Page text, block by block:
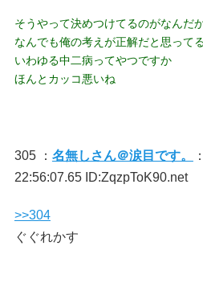
そうやって決めつけてるのがなんだ
なんでも俺の考えが正解だと思って
いわゆる中二病ってやつですか
ほんとカッコ悪いね
305 ： 名無しさん＠涙目です。
22:56:07.65 ID:ZqzpToK90.net
>>304
ぐぐれかす